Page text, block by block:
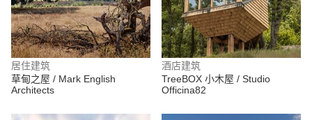
居住建筑
草甸之屋 / Mark English
Architects
酒店建筑
TreeBOX 小木屋 / Studio
Officina82